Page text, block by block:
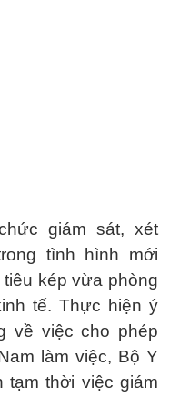
giám sát, xét
tình hình mới
kép vừa phòng
tế. Thực hiện ý
về việc cho phép
làm việc, Bộ Y
tạm thời việc giám